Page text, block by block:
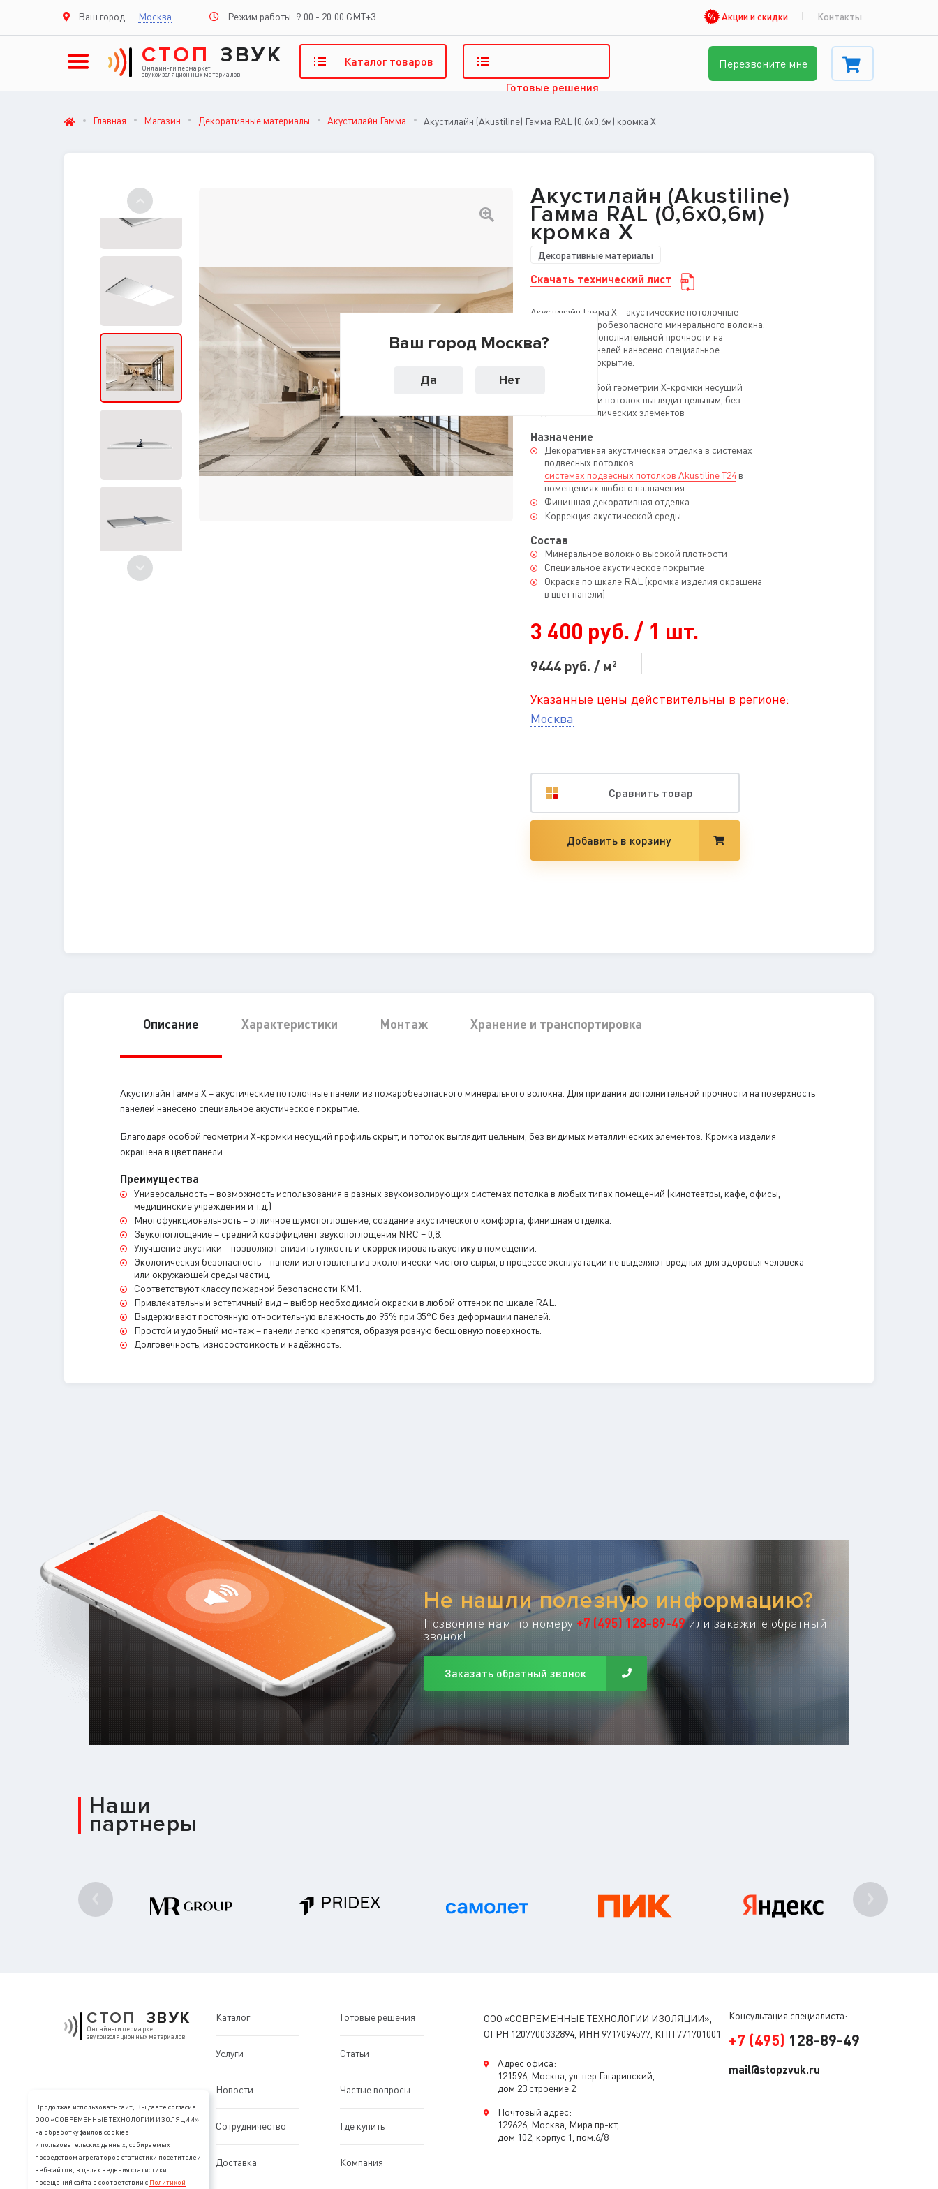
Ваш город: Москва
Ваш город Москва?
Да Нет
Режим работы: 9:00 - 20:00 GMT+3 Акции и скидки Контакты
СТОП ЗВУК
Онлайн-гипермаркет
звукоизоляционных материалов
Каталогтоваров
Готовые решения
Перезвоните мне
Главная Магазин Декоративные материалы Акустилайн Гамма Акустилайн (Akustiline) Гамма RAL (0,6x0,6м) кромка X
Акустилайн (Akustiline)
Гамма RAL (0,6x0,6м)
кромка X
Декоративные материалы
Скачать технический лист
Акустилайн Гамма X – акустические потолочные
панели из пожаробезопасного минерального волокна.
Для придания дополнительной прочности на
поверхность панелей нанесено специальное
акустическое покрытие.
Благодаря особой геометрии Х-кромки несущий
профиль скрыт, и потолок выглядит цельным, без
видимых металлических элементов
Назначение
Декоративная акустическая отделка в системах
подвесных потолков
системах подвесных потолков Akustiline Т24в
помещениях любого назначения
Финишная декоративная отделка
Коррекция акустической среды
Состав
Минеральное волокно высокой плотности
Специальное акустическое покрытие
Окраска по шкале RAL (кромка изделия окрашена
в цвет панели)
3 400 руб. / 1 шт.
9444 руб. / м2
Указанные цены действительны в регионе:
Москва
Сравнить товар
Добавить в корзину
Описание Характеристики Монтаж Хранение и транспортировка
Акустилайн Гамма X – акустические потолочные панели из пожаробезопасного минерального волокна. Для придания дополнительной прочности на поверхность
панелей нанесено специальное акустическое покрытие.
Благодаря особой геометрии Х-кромки несущий профиль скрыт, и потолок выглядит цельным, без видимых металлических элементов. Кромка изделия
окрашена в цвет панели.
Преимущества
Универсальность – возможность использования в разных звукоизолирующих системах потолка в любых типах помещений (кинотеатры, кафе, офисы,
медицинские учреждения и т.д.)
Многофункциональность – отличное шумопоглощение, создание акустического комфорта, финишная отделка.
Звукопоглощение – средний коэффициент звукопоглощения NRC = 0,8.
Улучшение акустики – позволяют снизить гулкость и скорректировать акустику в помещении.
Экологическая безопасность – панели изготовлены из экологически чистого сырья, в процессе эксплуатации не выделяют вредных для здоровья человека
или окружающей среды частиц.
Соответствуют классу пожарной безопасности КМ1.
Привлекательный эстетичный вид – выбор необходимой окраски в любой оттенок по шкале RAL.
Выдерживают постоянную относительную влажность до 95% при 35°С без деформации панелей.
Простой и удобный монтаж – панели легко крепятся, образуя ровную бесшовную поверхность.
Долговечность, износостойкость и надёжность.
Не нашли полезную информацию?
Позвоните нам по номеру +7 (495) 128-89-49или закажите обратный
звонок!
Заказать обратный звонок
Наши
партнеры
СТОП ЗВУК
Онлайн-гипермаркет
звукоизоляционных материалов
Каталог Готовые решения
Услуги Статьи
Новости Частые вопросы
Сотрудничество Где купить
Доставка Компания
ООО «СОВРЕМЕННЫЕ ТЕХНОЛОГИИ ИЗОЛЯЦИИ»,
ОГРН 1207700332894, ИНН 9717094577, КПП 771701001
Адрес офиса:
121596, Москва, ул. пер.Гагаринский,
дом 23 строение 2
Почтовый адрес:
129626, Москва, Мира пр-кт,
дом 102, корпус 1, пом.6/8
Консультация специалиста:
+7 (495) 128-89-49
mail@stopzvuk.ru
Продолжая использовать сайт, Вы даете согласие
ООО «СОВРЕМЕННЫЕ ТЕХНОЛОГИИ ИЗОЛЯЦИИ»
на обработку файлов cookies
и пользовательских данных, собираемых
посредством агрегаторов статистики посетителей
веб-сайтов, в целях ведения статистики
посещений сайта в соответствии с Политикой